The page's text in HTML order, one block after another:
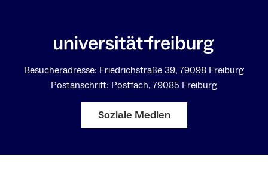
Besucheradresse: Friedrichstraße 39, 79098 Freiburg
Postanschrift: Postfach, 79085 Freiburg
Soziale Medien